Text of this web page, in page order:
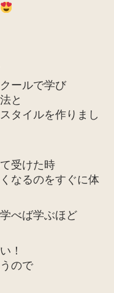
ールで学び
と
タイルを作りまし
受けた時
なるのをすぐに体
べば学ぶほど
！
ので